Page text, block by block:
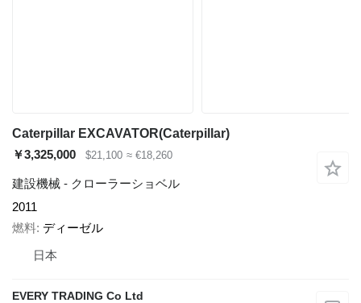
Caterpillar EXCAVATOR(Caterpillar)
￥3,325,000
$21,100 ≈ €18,260
建設機械 - クローラーショベル
2011
燃料 ディーゼル
日本
EVERY TRADING Co Ltd